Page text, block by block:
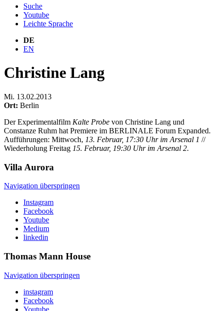
Suche
Youtube
Leichte Sprache
DE
EN
Christine Lang
Mi. 13.02.2013
Ort: Berlin
Der Experimentalfilm Kalte Probe von Christine Lang und
Constanze Ruhm hat Premiere im BERLINALE Forum Expanded.
Aufführungen: Mittwoch, 13. Februar, 17:30 Uhr im Arsenal 1 //
Wiederholung Freitag 15. Februar, 19:30 Uhr im Arsenal 2.
Villa Aurora
Navigation überspringen
Instagram
Facebook
Youtube
Medium
linkedin
Thomas Mann House
Navigation überspringen
instagram
Facebook
Youtube